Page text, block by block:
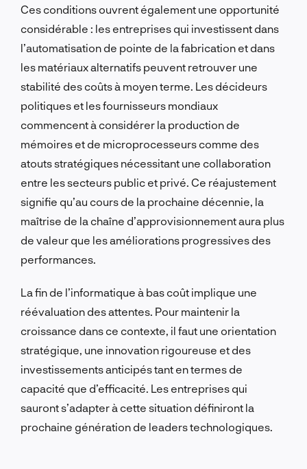
Ces conditions ouvrent également une opportunité
considérable : les entreprises qui investissent dans
l’automatisation de pointe de la fabrication et dans
les matériaux alternatifs peuvent retrouver une
stabilité des coûts à moyen terme. Les décideurs
politiques et les fournisseurs mondiaux
commencent à considérer la production de
mémoires et de microprocesseurs comme des
atouts stratégiques nécessitant une collaboration
entre les secteurs public et privé. Ce réajustement
signifie qu’au cours de la prochaine décennie, la
maîtrise de la chaîne d’approvisionnement aura plus
de valeur que les améliorations progressives des
performances.
La fin de l’informatique à bas coût implique une
réévaluation des attentes. Pour maintenir la
croissance dans ce contexte, il faut une orientation
stratégique, une innovation rigoureuse et des
investissements anticipés tant en termes de
capacité que d’efficacité. Les entreprises qui
sauront s’adapter à cette situation définiront la
prochaine génération de leaders technologiques.